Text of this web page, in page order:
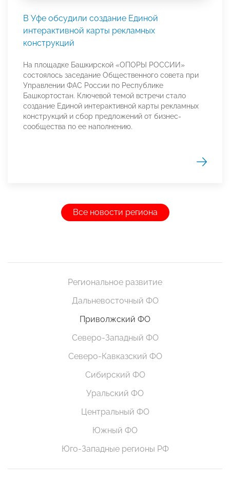
В Уфе обсудили создание Единой
интерактивной карты рекламных
конструкций
На площадке Башкирской «ОПОРЫ РОССИИ»
состоялось заседание Общественного совета при
Управлении ФАС России по Республике
Башкортостан. Ключевой темой встречи стало
создание Единой интерактивной карты рекламных
конструкций и сбор предложений от бизнес-
сообщества по ее наполнению.
Все новости региона
Региональное развитие
Дальневосточный ФО
Приволжский ФО
Северо-Западный ФО
Северо-Кавказский ФО
Сибирский ФО
Уральский ФО
Центральный ФО
Южный ФО
Юго-Западные регионы РФ